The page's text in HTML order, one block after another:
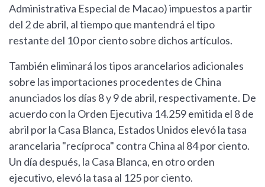
Administrativa Especial de Macao) impuestos a partir
del 2 de abril, al tiempo que mantendrá el tipo
restante del 10 por ciento sobre dichos artículos.
También eliminará los tipos arancelarios adicionales
sobre las importaciones procedentes de China
anunciados los días 8 y 9 de abril, respectivamente. De
acuerdo con la Orden Ejecutiva 14.259 emitida el 8 de
abril por la Casa Blanca, Estados Unidos elevó la tasa
arancelaria "recíproca" contra China al 84 por ciento.
Un día después, la Casa Blanca, en otro orden
ejecutivo, elevó la tasa al 125 por ciento.